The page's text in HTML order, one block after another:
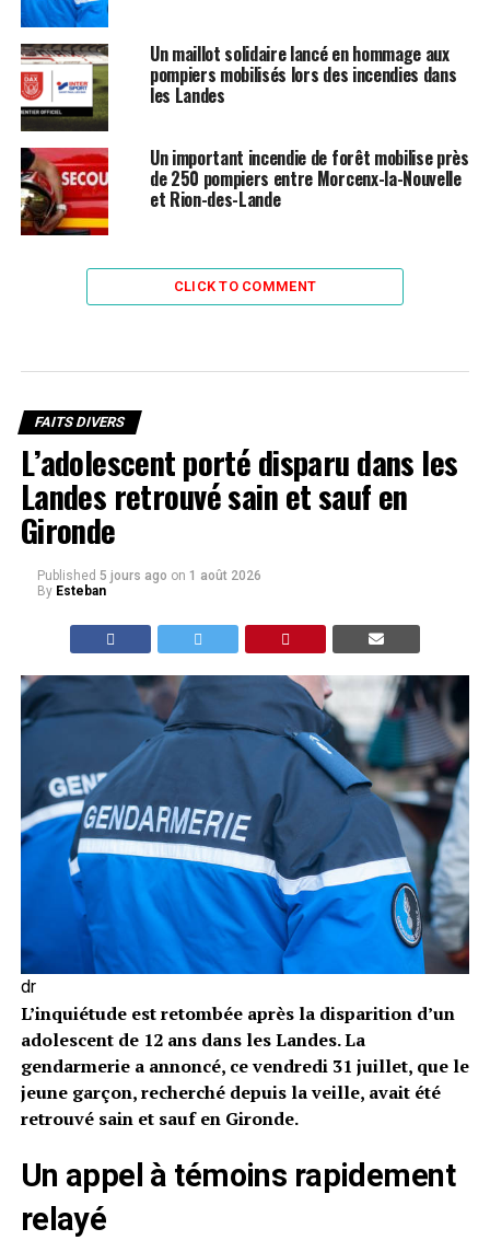
Un maillot solidaire lancé en hommage aux
pompiers mobilisés lors des incendies dans
les Landes
Un important incendie de forêt mobilise près
de 250 pompiers entre Morcenx-la-Nouvelle
et Rion-des-Lande
CLICK TO COMMENT
FAITS DIVERS
L’adolescent porté disparu dans les
Landes retrouvé sain et sauf en
Gironde
Published 5 jours ago on 1 août 2026
By Esteban
dr
L’inquiétude est retombée après la disparition d’un
adolescent de 12 ans dans les Landes. La
gendarmerie a annoncé, ce vendredi 31 juillet, que le
jeune garçon, recherché depuis la veille, avait été
retrouvé sain et sauf en Gironde.
Un appel à témoins rapidement
relayé